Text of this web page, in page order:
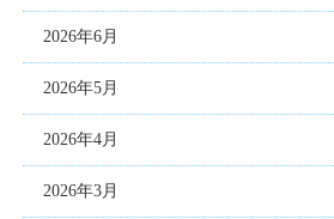
2026年6月
2026年5月
2026年4月
2026年3月